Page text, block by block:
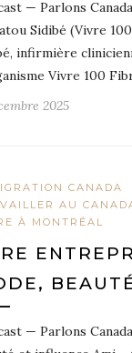
— Parlons
Sidibé (Vivre
infirmière
Vivre 100
2025
CANADA
AU
À MONTRÉAL
— Parlons